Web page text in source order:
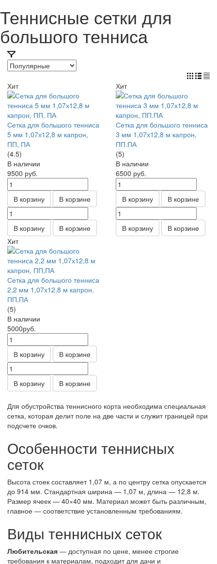
Теннисные сетки для
большого тенниса
Хит
Сетка для большого тенниса
5 мм 1,07х12,8 м капрон,
ПП, ПА
(4.5)
В наличии
9500 руб.
В корзину В корзине
В корзину В корзине
Хит
Сетка для большого тенниса
3 мм 1,07х12,8 м капрон,
ПП.ПА
(5)
В наличии
6500 руб.
В корзину В корзине
В корзину
В корзине
Хит
Сетка для большого тенниса
2,2 мм 1,07х12,8 м капрон,
ПП,ПА
(5)
В наличии
5000руб.
В корзину В корзине
В корзину В корзине
Для обустройства теннисного корта необходима специальная
сетка, которая делит поле на две части и служит границей при
подсчете очков.
Особенности теннисных
сеток
Высота стоек составляет 1,07 м, а по центру сетка опускается
до 914 мм. Стандартная ширина — 1,07 м, длина — 12,8 м.
Размер ячеек — 40×40 мм. Материал может быть различным,
главное — соответствие установленным требованиям.
Виды теннисных сеток
Любительская — доступная по цене, менее строгие
требования к материалам, подходит для дачи и